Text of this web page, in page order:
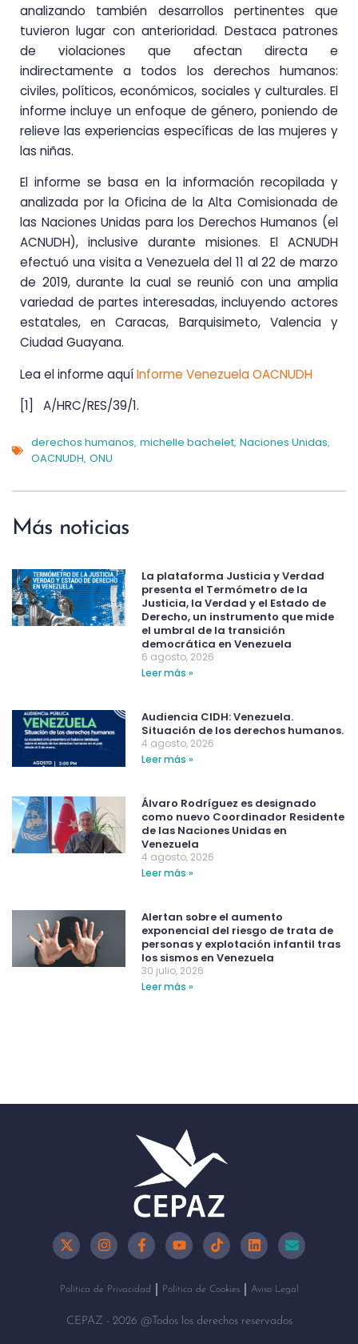
analizando también desarrollos pertinentes que
tuvieron lugar con anterioridad. Destaca patrones
de violaciones que afectan directa e
indirectamente a todos los derechos humanos:
civiles, políticos, económicos, sociales y culturales. El
informe incluye un enfoque de género, poniendo de
relieve las experiencias específicas de las mujeres y
las niñas.
El informe se basa en la información recopilada y
analizada por la Oficina de la Alta Comisionada de
las Naciones Unidas para los Derechos Humanos (el
ACNUDH), inclusive durante misiones. El ACNUDH
efectuó una visita a Venezuela del 11 al 22 de marzo
de 2019, durante la cual se reunió con una amplia
variedad de partes interesadas, incluyendo actores
estatales, en Caracas, Barquisimeto, Valencia y
Ciudad Guayana.
Lea el informe aquíInforme Venezuela OACNUDH
[1] A/HRC/RES/39/1.
derechos humanos, michelle bachelet, Naciones Unidas,
OACNUDH, ONU
Más noticias
La plataforma Justicia y Verdad
presenta el Termómetro de la
Justicia, la Verdad y el Estado de
Derecho, un instrumento que mide
el umbral de la transición
democrática en Venezuela
6 agosto, 2026
Leer más »
Audiencia CIDH: Venezuela.
Situación de los derechos humanos.
4 agosto, 2026
Leer más »
Álvaro Rodríguez es designado
como nuevo Coordinador Residente
de las Naciones Unidas en
Venezuela
4 agosto, 2026
Leer más »
Alertan sobre el aumento
exponencial del riesgo de trata de
personas y explotación infantil tras
los sismos en Venezuela
30 julio, 2026
Leer más »
Política de Privacidad Política de Cookies Aviso Legal
CEPAZ - 2026 @Todos los derechos reservados